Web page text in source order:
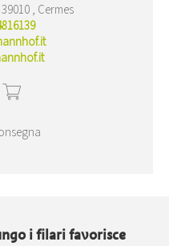
, Cermes
i filari favorisce